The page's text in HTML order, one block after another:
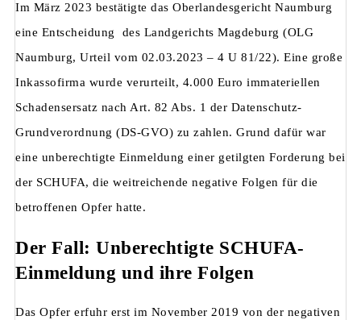
Im März 2023 bestätigte das Oberlandesgericht Naumburg
eine Entscheidung des Landgerichts Magdeburg (OLG
Naumburg, Urteil vom 02.03.2023 – 4 U 81/22). Eine große
Inkassofirma wurde verurteilt, 4.000 Euro immateriellen
Schadensersatz nach Art. 82 Abs. 1 der Datenschutz-
Grundverordnung (DS-GVO) zu zahlen. Grund dafür war
eine unberechtigte Einmeldung einer getilgten Forderung bei
der SCHUFA, die weitreichende negative Folgen für die
betroffenen Opfer hatte.
Der Fall: Unberechtigte SCHUFA-
Einmeldung und ihre Folgen
Das Opfer erfuhr erst im November 2019 von der negativen